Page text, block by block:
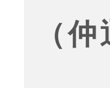
（